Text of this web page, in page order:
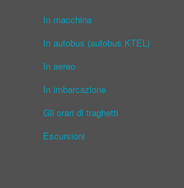
In macchina
In autobus (autobus KTEL)
In aereo
In imbarcazione
Gli orari di traghetti
Escursioni